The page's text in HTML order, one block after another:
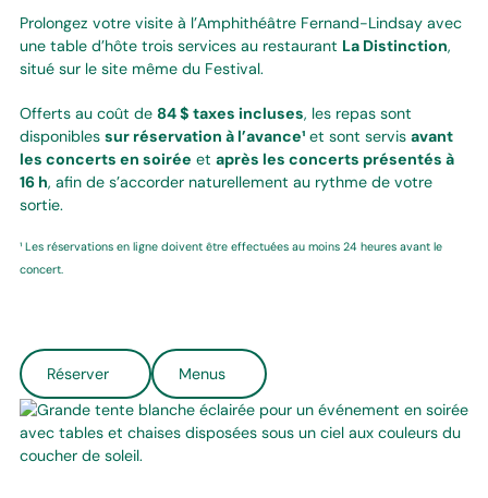
Prolongez votre visite à l’Amphithéâtre Fernand-Lindsay avec
une table d’hôte trois services au restaurant La Distinction,
situé sur le site même du Festival.
Offerts au coût de 84 $ taxes incluses, les repas sont
disponibles sur réservation à l’avance¹et sont servis avant
les concerts en soirée et après les concerts présentés à
16 h, afin de s’accorder naturellement au rythme de votre
sortie.
¹ Les réservations en ligne doivent être effectuées au moins 24 heures avant le
concert.
Réserver Menus